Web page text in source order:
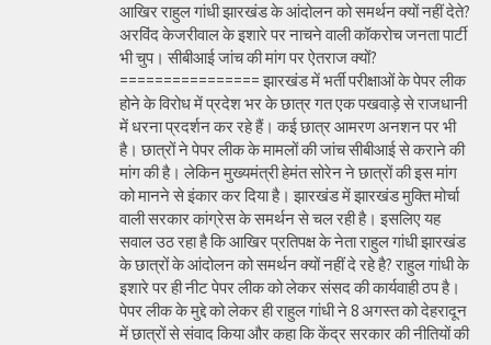
आखिर राहुल गांधी झारखंड के आंदोलन को समर्थन क्यों नहीं देते?
अरविंद केजरीवाल के इशारे पर नाचने वाली कॉकरोच जनता पार्टी
भी चुप। सीबीआई जांच की मांग पर ऐतराज क्यों?
================ झारखंड में भर्ती परीक्षाओं के पेपर लीक
होने के विरोध में प्रदेश भर के छात्र गत एक पखवाड़े से राजधानी
में धरना प्रदर्शन कर रहे हैं। कई छात्र आमरण अनशन पर भी
है। छात्रों ने पेपर लीक के मामलों की जांच सीबीआई से कराने की
मांग की है। लेकिन मुख्यमंत्री हेमंत सोरेन ने छात्रों की इस मांग
को मानने से इंकार कर दिया है। झारखंड में झारखंड मुक्ति मोर्चा
वाली सरकार कांग्रेस के समर्थन से चल रही है। इसलिए यह
सवाल उठ रहा है कि आखिर प्रतिपक्ष के नेता राहुल गांधी झारखंड
के छात्रों के आंदोलन को समर्थन क्यों नहीं दे रहे है? राहुल गांधी के
इशारे पर ही नीट पेपर लीक को लेकर संसद की कार्यवाही ठप है।
पेपर लीक के मुद्दे को लेकर ही राहुल गांधी ने 8 अगस्त को देहरादून
में छात्रों से संवाद किया और कहा कि केंद्र सरकार की नीतियों की